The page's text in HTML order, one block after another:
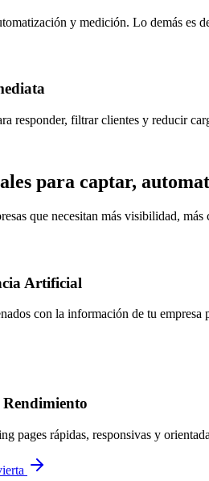
y medición. Lo demás es
responder, filtrar clientes y reducir
para captar,
que necesitan más visibilidad,
Artificial
con la información de tu
pages rápidas, responsivas y